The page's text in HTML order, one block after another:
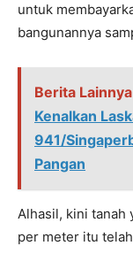
untuk
bangunannya
Berita Lainnya
Kenalkan
941/
Pangan
Alhasil, kini tanah
per meter itu